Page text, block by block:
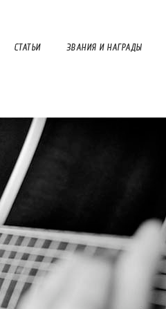
СТАТЬИ ЗВАНИЯ И НАГРАДЫ